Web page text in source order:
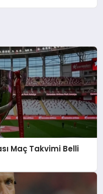
Maç Takvimi Belli